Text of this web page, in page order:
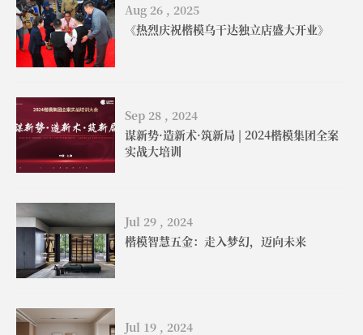
Aug 26 , 2025
《热烈庆祝楷模乌干达独立店盛大开业》
Sep 28 , 2024
谋新势·造新术·筑新局 | 2024楷模集团全案
实战大培训
Jul 29 , 2024
楷模智慧五金：走入梦幻，迈向未来
Jul 19 , 2024